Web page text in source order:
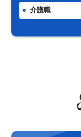
介護職